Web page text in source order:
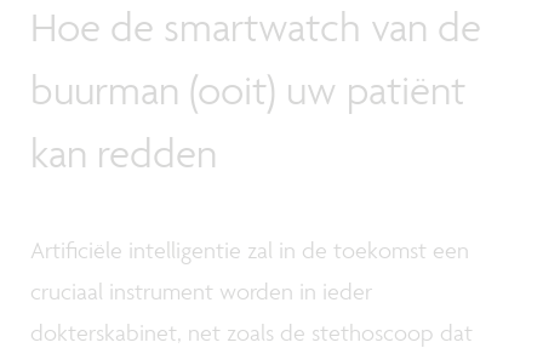
Hoe de smartwatch van de
buurman (ooit) uw patiënt
kan redden
Artificiële intelligentie zal in de toekomst een
cruciaal instrument worden in ieder
dokterskabinet, net zoals de stethoscoop dat